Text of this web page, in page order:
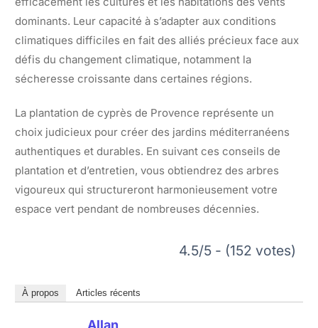
dominants. Leur capacité à s’adapter aux conditions
climatiques difficiles en fait des alliés précieux face aux
défis du changement climatique, notamment la
sécheresse croissante dans certaines régions.
La plantation de cyprès de Provence représente un
choix judicieux pour créer des jardins méditerranéens
authentiques et durables. En suivant ces conseils de
plantation et d’entretien, vous obtiendrez des arbres
vigoureux qui structureront harmonieusement votre
espace vert pendant de nombreuses décennies.
4.5/5 - (152 votes)
À propos Articles récents